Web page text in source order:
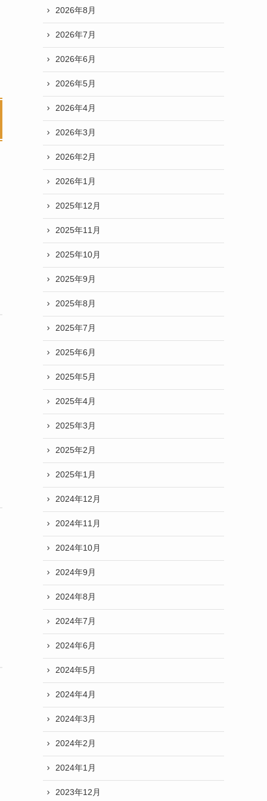
2026年8月
2026年7月
2026年6月
2026年5月
2026年4月
2026年3月
2026年2月
2026年1月
2025年12月
2025年11月
2025年10月
2025年9月
2025年8月
2025年7月
2025年6月
2025年5月
2025年4月
2025年3月
2025年2月
2025年1月
2024年12月
2024年11月
2024年10月
2024年9月
2024年8月
2024年7月
2024年6月
2024年5月
2024年4月
2024年3月
2024年2月
2024年1月
2023年12月